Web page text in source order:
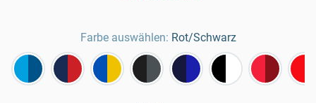
Farbe auswählen: Rot/Schwarz